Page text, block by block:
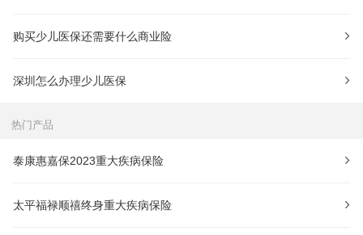
购买少儿医保还需要什么商业险
深圳怎么办理少儿医保
热门产品
泰康惠嘉保2023重大疾病保险
太平福禄顺禧终身重大疾病保险